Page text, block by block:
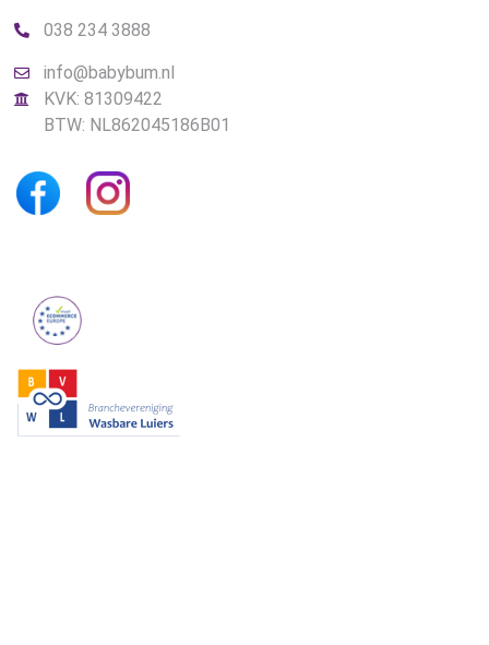
038 234 3888
info@babybum.nl
KVK: 81309422
BTW: NL862045186B01